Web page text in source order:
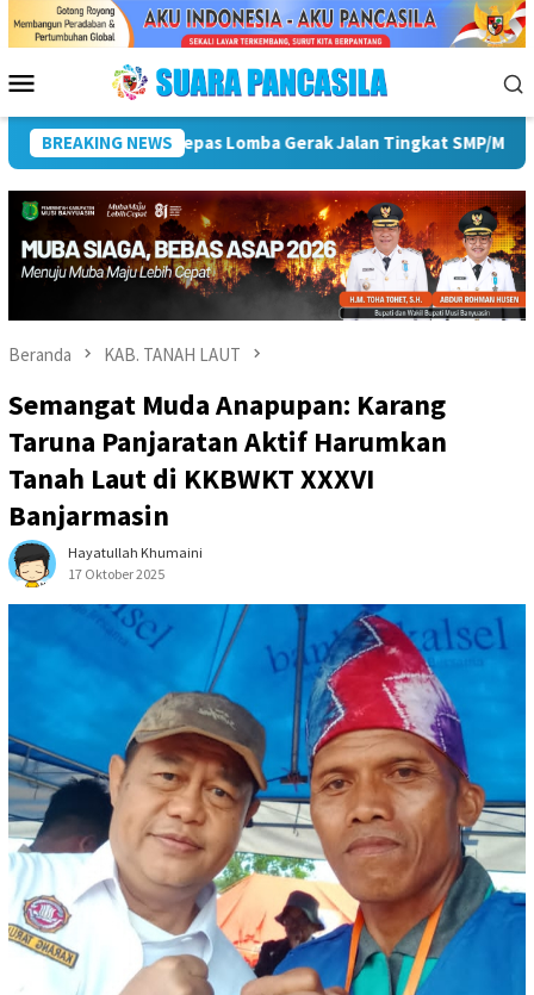
Menu
Mobile
BREAKING NEWS
ke-81 RI Pemkot Lubuk Linggau Sosialisasikan Tanda
Beranda KAB. TANAH LAUT
Semangat Muda Anapupan: Karang
Taruna Panjaratan Aktif Harumkan
Tanah Laut di KKBWKT XXXVI
Banjarmasin
Hayatullah Khumaini
17 Oktober 2025